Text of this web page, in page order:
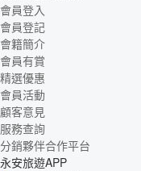
會員登入
會員登記
會籍簡介
會員有賞
精選優惠
會員活動
顧客意見
服務查詢
分銷夥伴合作平台
永安旅遊APP